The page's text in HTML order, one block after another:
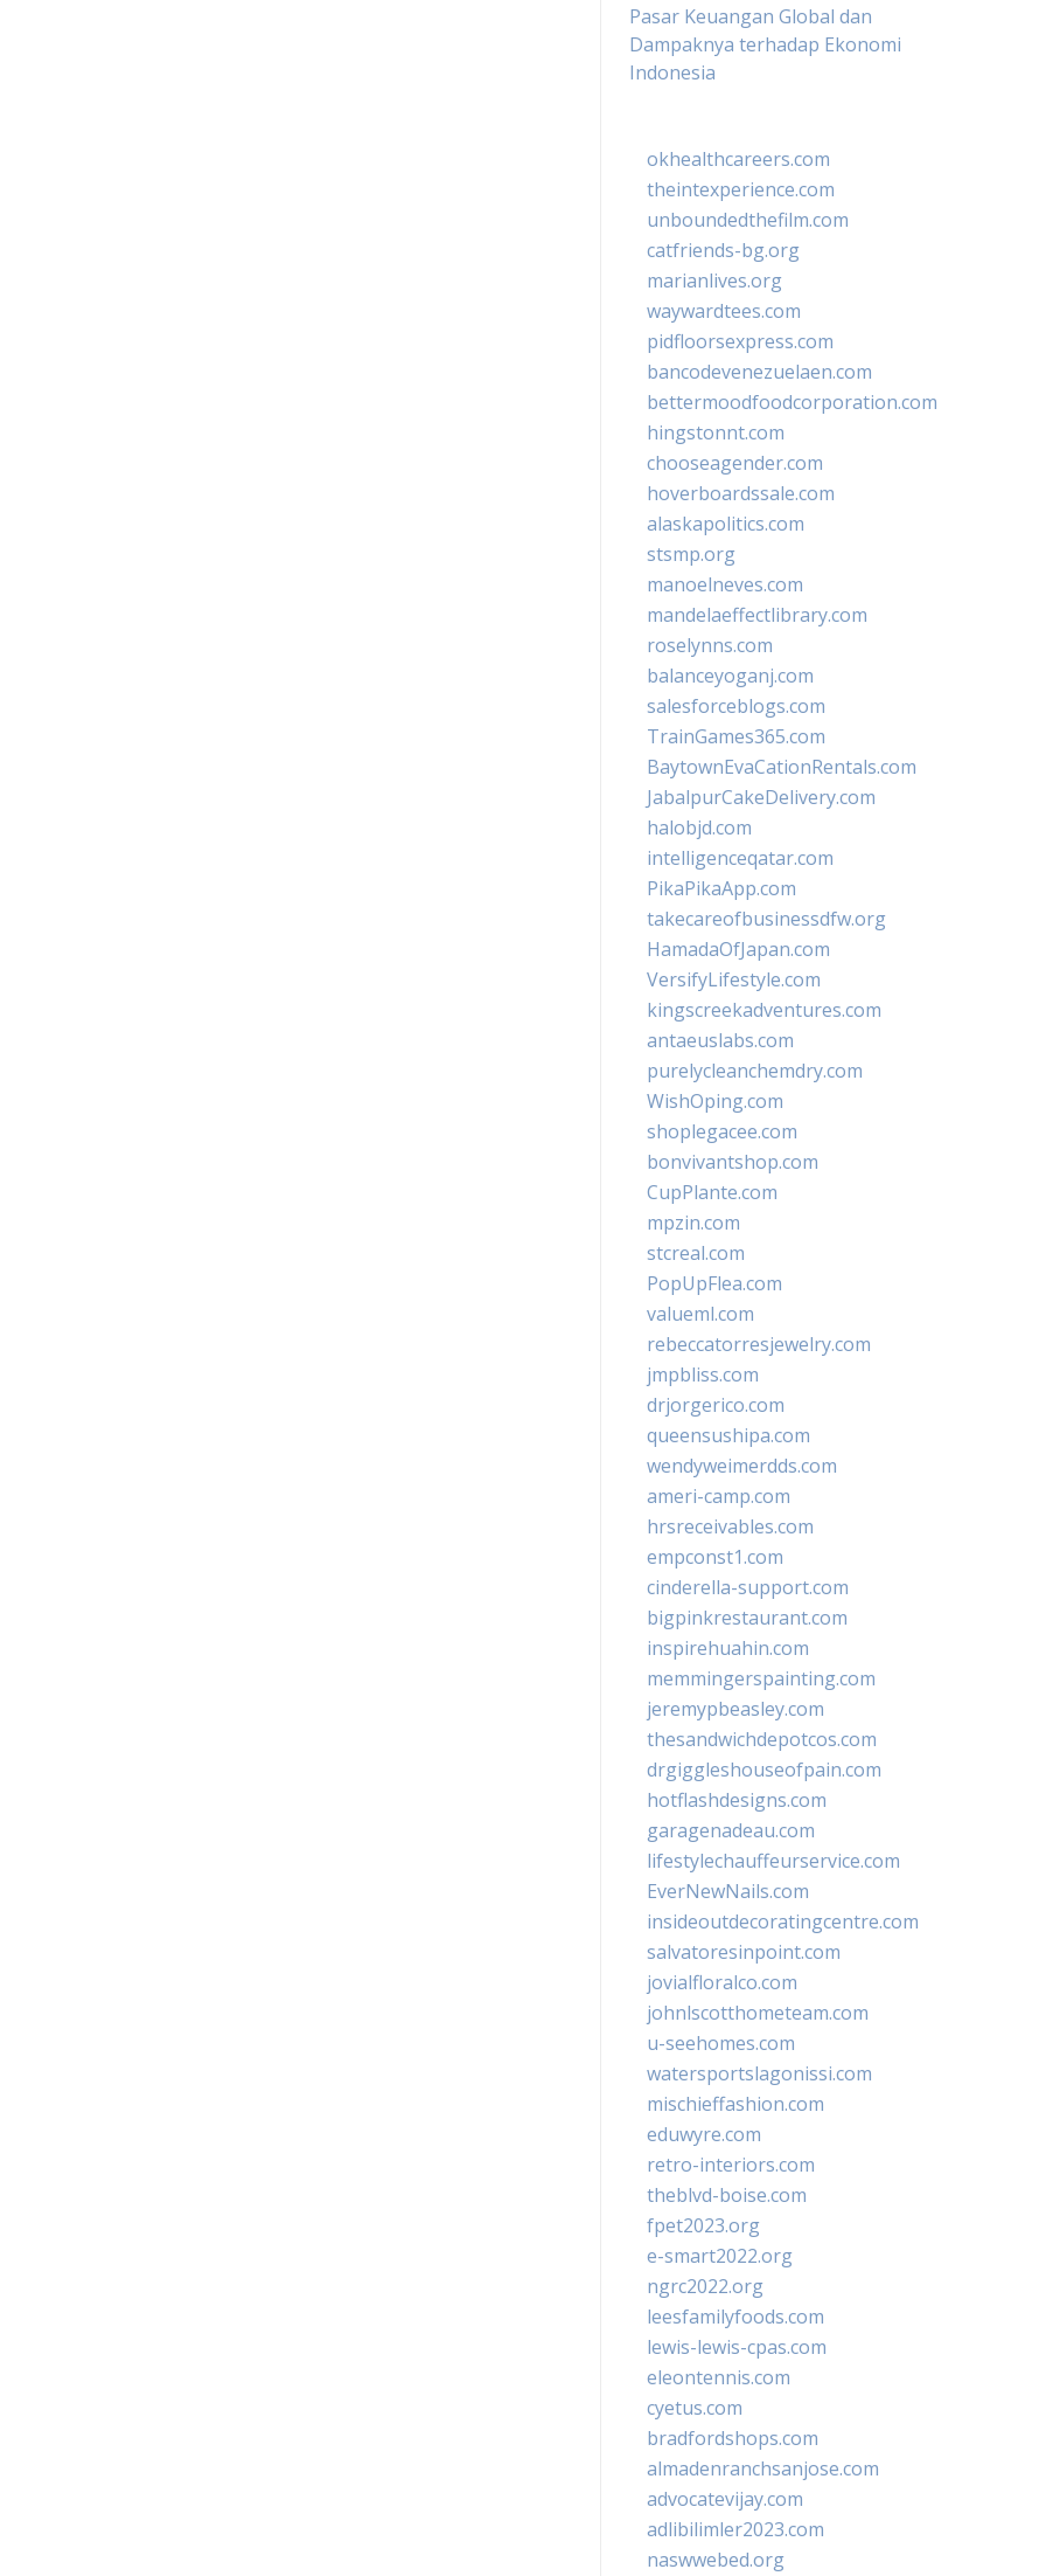
Pasar Keuangan Global dan
Dampaknya terhadap Ekonomi
Indonesia
okhealthcareers.com
theintexperience.com
unboundedthefilm.com
catfriends-bg.org
marianlives.org
waywardtees.com
pidfloorsexpress.com
bancodevenezuelaen.com
bettermoodfoodcorporation.com
hingstonnt.com
chooseagender.com
hoverboardssale.com
alaskapolitics.com
stsmp.org
manoelneves.com
mandelaeffectlibrary.com
roselynns.com
balanceyoganj.com
salesforceblogs.com
TrainGames365.com
BaytownEvaCationRentals.com
JabalpurCakeDelivery.com
halobjd.com
intelligenceqatar.com
PikaPikaApp.com
takecareofbusinessdfw.org
HamadaOfJapan.com
VersifyLifestyle.com
kingscreekadventures.com
antaeuslabs.com
purelycleanchemdry.com
WishOping.com
shoplegacee.com
bonvivantshop.com
CupPlante.com
mpzin.com
stcreal.com
PopUpFlea.com
valueml.com
rebeccatorresjewelry.com
jmpbliss.com
drjorgerico.com
queensushipa.com
wendyweimerdds.com
ameri-camp.com
hrsreceivables.com
empconst1.com
cinderella-support.com
bigpinkrestaurant.com
inspirehuahin.com
memmingerspainting.com
jeremypbeasley.com
thesandwichdepotcos.com
drgiggleshouseofpain.com
hotflashdesigns.com
garagenadeau.com
lifestylechauffeurservice.com
EverNewNails.com
insideoutdecoratingcentre.com
salvatoresinpoint.com
jovialfloralco.com
johnlscotthometeam.com
u-seehomes.com
watersportslagonissi.com
mischieffashion.com
eduwyre.com
retro-interiors.com
theblvd-boise.com
fpet2023.org
e-smart2022.org
ngrc2022.org
leesfamilyfoods.com
lewis-lewis-cpas.com
eleontennis.com
cyetus.com
bradfordshops.com
almadenranchsanjose.com
advocatevijay.com
adlibilimler2023.com
naswwebed.org